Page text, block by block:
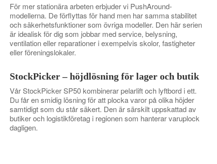
För mer stationära arbeten erbjuder vi PushAround-
modellerna. De förflyttas för hand men har samma stabilitet
och säkerhetsfunktioner som övriga modeller. Den här serien
är idealisk för dig som jobbar med service, belysning,
ventilation eller reparationer i exempelvis skolor, fastigheter
eller föreningslokaler.
StockPicker – höjdlösning för lager och butik
Vår StockPicker SP50 kombinerar pelarlift och lyftbord i ett.
Du får en smidig lösning för att plocka varor på olika höjder
samtidigt som du står säkert. Den är särskilt uppskattad av
butiker och logistikföretag i regionen som hanterar varuplock
dagligen.